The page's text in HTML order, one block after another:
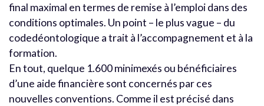
final maximal en termes de remise à l’emploi dans des
conditions optimales. Un point – le plus vague – du
codedéontologique a trait à l’accompagnement et à la
formation.
En tout, quelque 1.600 minimexés ou bénéficiaires
d’une aide financière sont concernés par ces
nouvelles conventions. Comme il est précisé dans